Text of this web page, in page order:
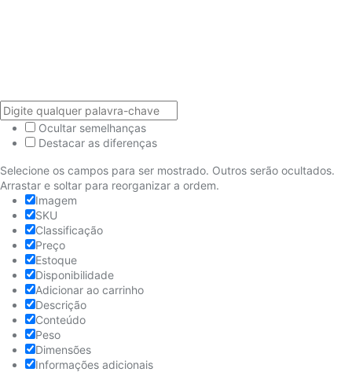
Ocultar semelhanças
Destacar as diferenças
Selecione os campos para ser mostrado. Outros serão ocultados.
Arrastar e soltar para reorganizar a ordem.
Imagem
SKU
Classificação
Preço
Estoque
Disponibilidade
Adicionar ao carrinho
Descrição
Conteúdo
Peso
Dimensões
Informações adicionais